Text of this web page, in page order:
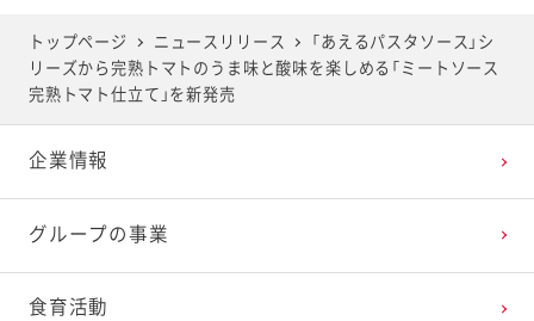
トップページ ニュースリリース
「あえるパスタソース」シ
リーズから完熟トマトのうま味と酸味を楽しめる「ミートソース
完熟トマト仕立て」を新発売
企業情報
グループの事業
食育活動